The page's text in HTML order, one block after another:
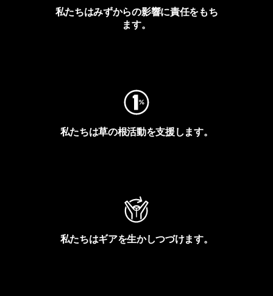
私たちはみずからの影響に責任をもち
ます。
私たちは草の根活動を支援します。
私たちはギアを生かしつづけます。